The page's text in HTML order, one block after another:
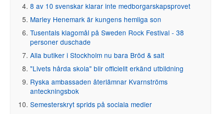
8 av 10 svenskar klarar inte medborgarskapsprovet
Marley Henemark är kungens hemliga son
Tusentals klagomål på Sweden Rock Festival - 38
personer duschade
Alla butiker i Stockholm nu bara Bröd & salt
"Livets hårda skola" blir officiellt erkänd utbildning
Ryska ambassaden återlämnar Kvarnströms
anteckningsbok
Semesterskryt sprids på sociala medier